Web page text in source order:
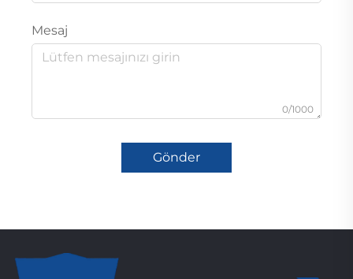
Mesaj
0/1000
Gönder